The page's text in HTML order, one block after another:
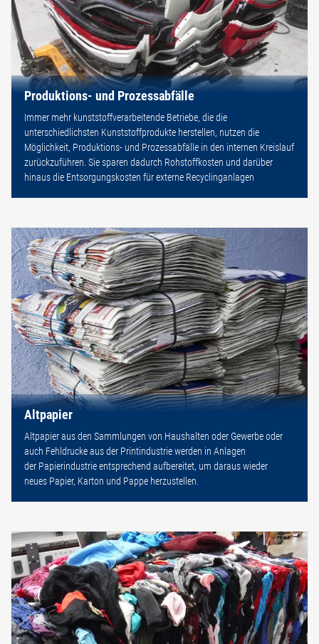
Produktions- und Prozessabfälle
Immer mehr kunststoffverarbeitende Betriebe, die die
unterschiedlichsten Kunststoffprodukte herstellen, nutzen die
Möglichkeit, Produktions- und Prozessabfälle in den internen Kreislauf
zurückzuführen. Sie sparen dadurch Rohstoffkosten und darüber
hinaus die Entsorgungskosten für externe Recyclinganlagen
Altpapier
Altpapier aus den Sammlungen von Haushalten oder Gewerbe oder
auch Fehldrucke aus der Printindustrie werden in Anlagen
der Papierindustrie entsprechend aufbereitet, um daraus wieder
neues Papier, Karton und Pappe herzustellen.